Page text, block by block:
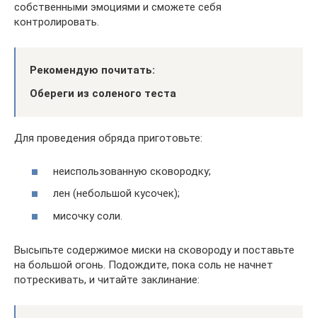
собственными эмоциями и сможете себя
контролировать.
Рекомендую почитать:
Обереги из соленого теста
Для проведения обряда приготовьте:
неиспользованную сковородку;
лен (небольшой кусочек);
мисочку соли.
Высыпьте содержимое миски на сковороду и поставьте
на большой огонь. Подождите, пока соль не начнет
потрескивать, и читайте заклинание: